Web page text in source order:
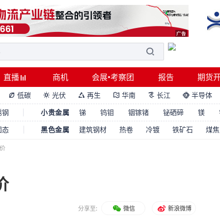
直播 商机 会展•考察团 报告 期货
 低碳  光伏  再生  华南  长江  半导体
钢
小贵金属 锑 钨钼 铟镓锗 铋硒碲 镁
态
黑色金属 建筑钢材 热卷 冷镀 铁矿石 煤焦
分享至: 微信 新浪微博